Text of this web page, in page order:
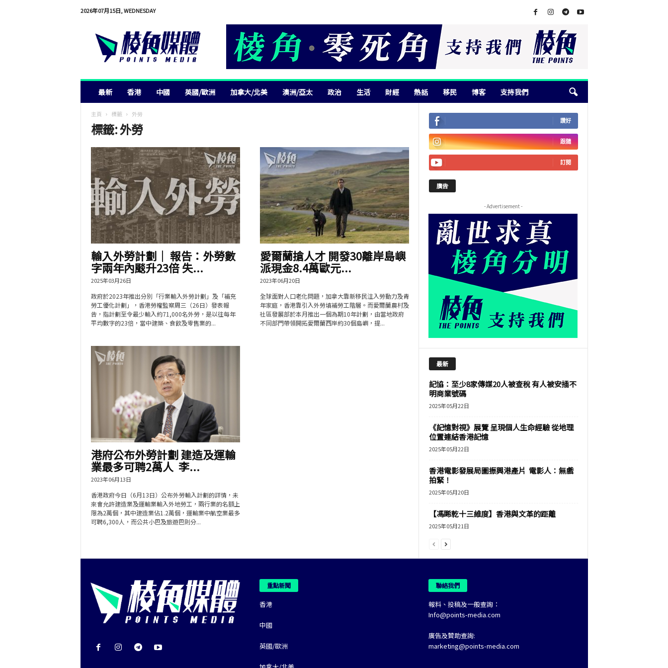
2026年07月15日, WEDNESDAY
最新 香港 中國 英國/歐洲 加拿大/北美 澳洲/亞太 政治 生活 財經 熱話 移民 博客 支持我們
主頁 標籤 外勞
標籤: 外勞
輸入外勞計劃｜ 報告：外勞數
字兩年內颷升23倍 失...
2025年03月26日
政府於2023年推出分別「行業輸入外勞計劃」及「補充
勞工優化計劃」，香港勞權監察周三（26日）發表報
告，指計劃至令最少輸入約71,000名外勞，是以往每年
平均數字的23倍，當中建築、食飲及零售業的...
愛爾蘭搶人才 開發30離岸島嶼
派現金8.4萬歐元...
2023年06月20日
全球面對人口老化問題，加拿大靠新移民注入勞動力及青
年家庭，香港靠引入外勞填補勞工階層。而愛爾蘭農村及
社區發展部於本月推出一個為期10年計劃，由當地政府
不同部門帶領開拓愛爾蘭西岸約30個島嶼，提...
港府公布外勞計劃 建造及運輸
業最多可聘2萬人 李...
2023年06月13日
香港政府今日（6月13日）公布外勞輸入計劃的詳情，未
來會允許建造業及運輸業輸入外地勞工，兩行業的名額上
限為2萬個，其中建造業佔1.2萬個，運輸業中航空業最多
可聘6,300人，而公共小巴及旅遊巴則分...
讚好
跟隨
訂閱
廣告
- Advertisement -
最新
記協：至少8家傳媒20人被查稅 有人被安插不
明商業號碼
2025年05月22日
《記憶對視》展覽 呈現個人生命經驗 從地理
位置連結香港記憶
2025年05月22日
香港電影發展局圖振興港產片 電影人：無戲
拍緊！
2025年05月20日
【馮睎乾十三維度】香港與文革的距離
2025年05月21日
重點新聞
香港
中國
英國/歐洲
聯絡我們
報料、投稿及一般查詢：
Info@points-media.com
廣告及贊助查詢:
marketing@points-media.com